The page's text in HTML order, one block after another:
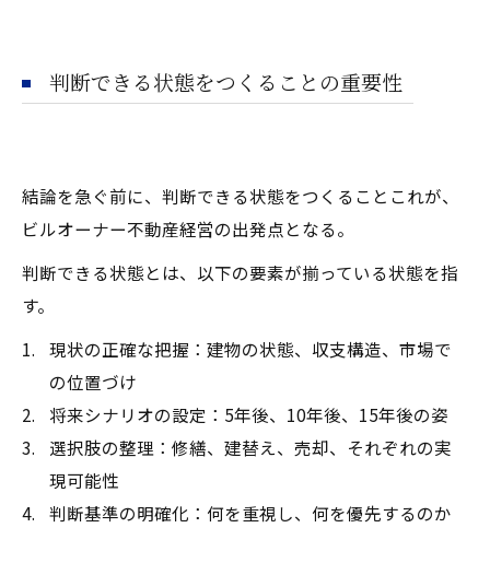
判断できる状態をつくることの重要性
結論を急ぐ前に、判断できる状態をつくること――これが、
ビルオーナー不動産経営の出発点となる。
判断できる状態とは、以下の要素が揃っている状態を指
す。
現状の正確な把握：建物の状態、収支構造、市場で
の位置づけ
将来シナリオの設定：5年後、10年後、15年後の姿
選択肢の整理：修繕、建替え、売却、それぞれの実
現可能性
判断基準の明確化：何を重視し、何を優先するのか